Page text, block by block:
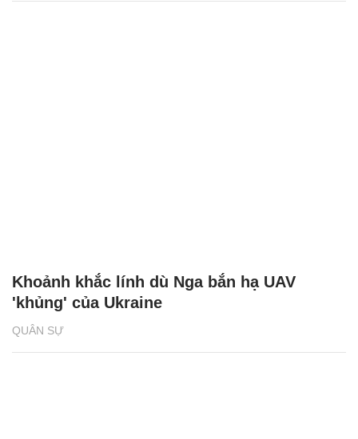
QUÂN SỰ
Khoảnh khắc lính dù Nga bắn hạ UAV
'khủng' của Ukraine